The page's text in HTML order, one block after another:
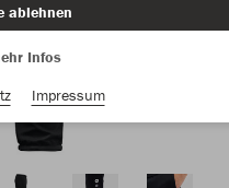
ablehnen
Infos
Impressum